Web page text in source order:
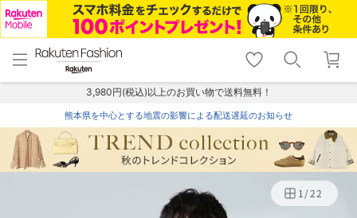
menu home
トップ
shopping_cart lock_outline
ログイン
3,980円(税込)以上のお買い物で送料無料！
熊本県を中心とする地震の影響による配送遅延のお知らせ
1/22